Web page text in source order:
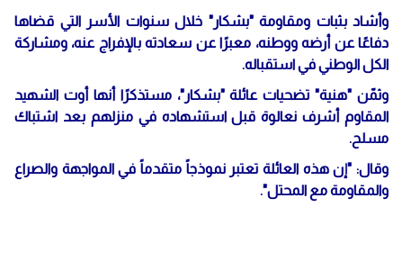
وأشاد بثبات ومقاومة "بشكار" خلال سنوات الأسر التي قضاها
دفاعًا عن أرضه ووطنه، معبرًا عن سعادته بالإفراج عنه، ومشاركة
الكل الوطني في استقباله.
وثمّن "هنية" تضحيات عائلة "بشكار"، مستذكرًا أنها أوت الشهيد
المقاوم أشرف نعالوة قبل استشهاده في منزلهم بعد اشتباك
مسلح.
وقال: "إن هذه العائلة تعتبر نموذجاً متقدماً في المواجهة والصراع
والمقاومة مع المحتل".